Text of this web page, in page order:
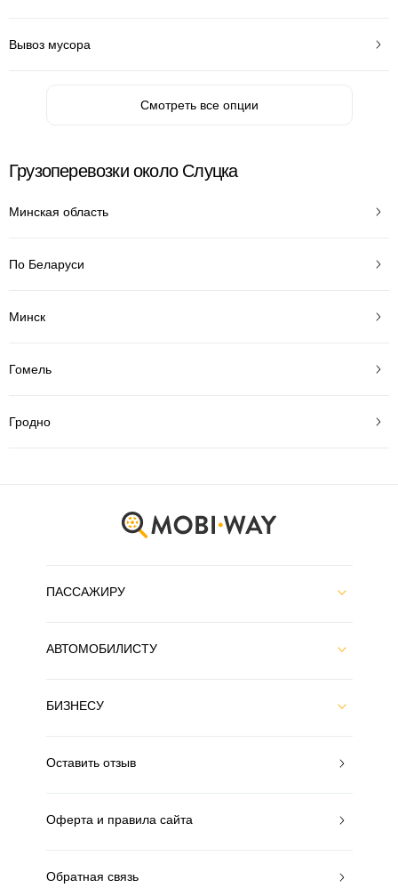
Вывоз мусора
Смотреть все опции
Грузоперевозки около Слуцка
Минская область
По Беларуси
Минск
Гомель
Гродно
ПАССАЖИРУ
АВТОМОБИЛИСТУ
БИЗНЕСУ
Оставить отзыв
Оферта и правила сайта
Обратная связь